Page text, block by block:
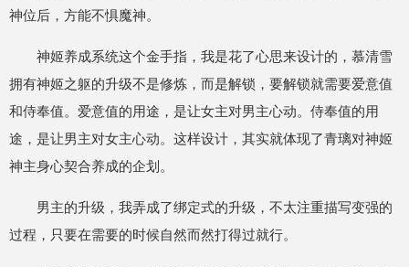
神位后，方能不惧魔神。
神姬养成系统这个金手指，我是花了心思来设计的，慕清雪
拥有神姬之躯的升级不是修炼，而是解锁，要解锁就需要爱意值
和侍奉值。爱意值的用途，是让女主对男主心动。侍奉值的用
途，是让男主对女主心动。这样设计，其实就体现了青璃对神姬
神主身心契合养成的企划。
男主的升级，我弄成了绑定式的升级，不太注重描写变强的
过程，只要在需要的时候自然而然打得过就行。